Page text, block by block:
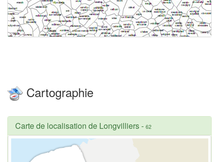
Cartographie
Carte de localisation de Longvilliers- 62